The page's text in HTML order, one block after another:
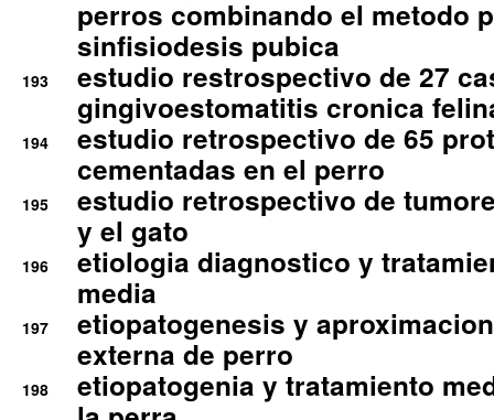
perros combinando el metodo
sinfisiodesis pubica
193
estudio restrospectivo de 27
gingivoestomatitis cronica
194
estudio retrospectivo de 65
cementadas en el perro
195
estudio retrospectivo de
y el gato
196
etiologia diagnostico y
media
197
etiopatogenesis y
externa de perro
198
etiopatogenia y tratamiento